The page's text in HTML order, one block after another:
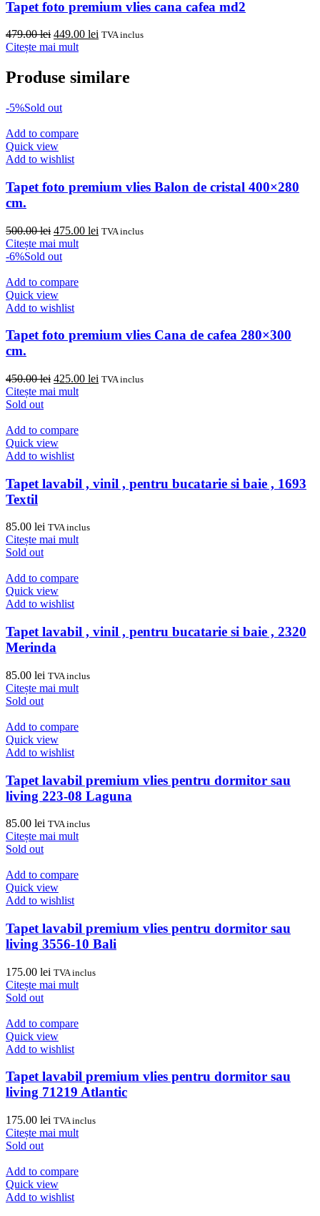
Tapet foto premium vlies cana cafea md2
479.00lei Prețul
inițial
479.00 lei.
449.00 lei Prețul
449.00 lei.
TVA inclus
Citește mai mult
Produse similare
-5%Sold out
Add to compare
Quick view
Add to wishlist
Tapet foto premium vlies Balon de cristal 400×280
cm.
500.00lei Prețul
inițial
a
500.00 lei.
475.00 lei Prețul
TVA inclus
Citește mai mult
-6%Sold out
Add to compare
Quick view
Add to wishlist
Tapet foto premium vlies Cana de cafea 280×300
cm.
450.00lei Prețul
inițial
450.00 lei.
425.00 lei Prețul
TVA inclus
Citește mai mult
Sold out
Add to compare
Quick view
Add to wishlist
Tapet lavabil , vinil , pentru bucatarie si baie , 1693
Textil
85.00 lei TVA inclus
Citește mai mult
Sold out
Add to compare
Quick view
Add to wishlist
Tapet lavabil , vinil , pentru bucatarie si baie , 2320
Merinda
85.00 lei TVA inclus
Citește mai mult
Sold out
Add to compare
Quick view
Add to wishlist
Tapet lavabil premium vlies pentru dormitor sau
living 223-08 Laguna
85.00 lei TVA inclus
Citește mai mult
Sold out
Add to compare
Quick view
Add to wishlist
Tapet lavabil premium vlies pentru dormitor sau
living 3556-10 Bali
175.00 lei TVA inclus
Citește mai mult
Sold out
Add to compare
Quick view
Add to wishlist
Tapet lavabil premium vlies pentru dormitor sau
living 71219 Atlantic
175.00 lei TVA inclus
Citește mai mult
Sold out
Add to compare
Quick view
Add to wishlist